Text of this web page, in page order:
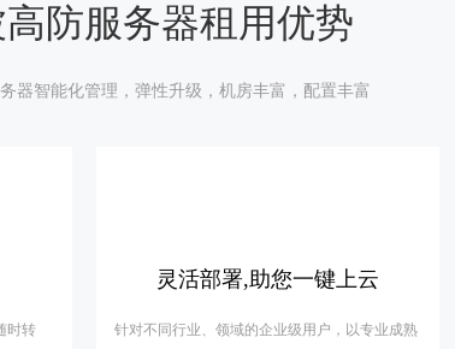
防服务器租用优势
器智能化管理，弹性升级，机房丰富，配置丰富
时转
灵活部署,助您一键上云
针对不同行业、领域的企业级用户，以专业成熟